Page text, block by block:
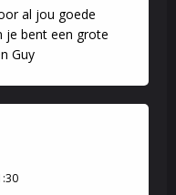
al jou goede
je bent een grote
Guy